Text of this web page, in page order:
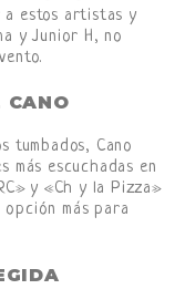
a estos artistas y
y Junior H, no
CANO
tumbados, Cano
más escuchadas en
y «Ch y la Pizza»
opción más para